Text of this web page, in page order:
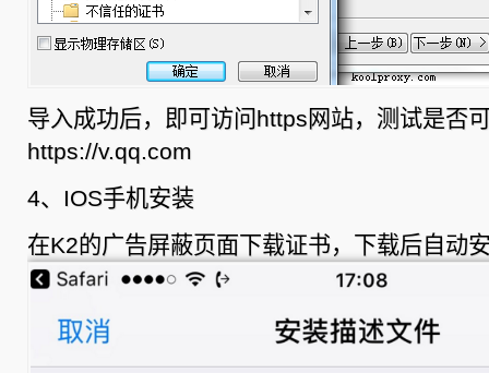
导入成功后，即可访问https网站，测试是否
https://v.qq.com
4、IOS手机安装
在K2的广告屏蔽页面下载证书，下载后自动